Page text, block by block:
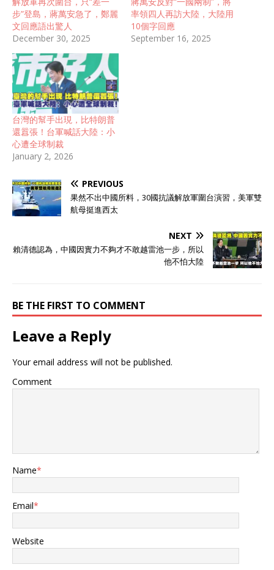
步”登島，蔣萬安急了，鄭麗
文回應語出驚人
December 30, 2025
率領四人再訪大陸，大陸用
10個字回應
September 16, 2025
台灣的幫手出現，比特朗普
還囂張！台軍喊話大陸：小
心遭全球制裁
January 2, 2026
PREVIOUS
果然不出中國所料，30國抗議解放軍圍台演習，美軍雙
航母挺進西太
NEXT
賴清德認為，中國因實力不夠才不敢越雷池一步，所以
他不怕大陸
BE THE FIRST TO COMMENT
Leave a Reply
Your email address will not be published.
Comment
Name*
Email*
Website